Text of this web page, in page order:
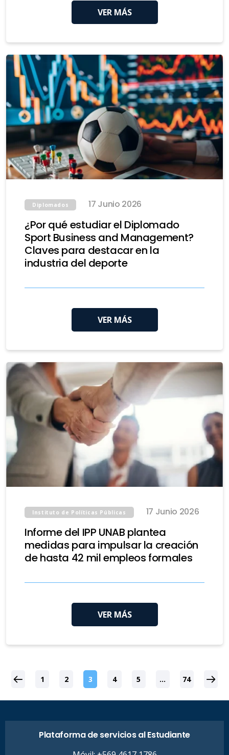
VER MÁS
Diplomados 17 Junio 2026
¿Por qué estudiar el Diplomado
Sport Business and Management?
Claves para destacar en la
industria del deporte
VER MÁS
Instituto de Políticas Públicas 17 Junio 2026
Informe del IPP UNAB plantea
medidas para impulsar la creación
de hasta 42 mil empleos formales
VER MÁS
1 2 3 4 5 … 74